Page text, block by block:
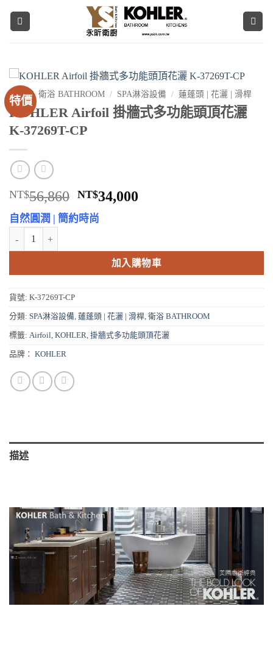
特價
首頁 / 衛浴 BATHROOM / SPA淋浴設備 / 蓮蓬頭 | 花灑 | 滑桿
KOHLER Airfoil 掛牆式多功能頭頂花灑
K-37269T-CP
NT$56,860 原
始
價
NT$56,860。
NT$34,000
NT$34,000。
自然圓潤 | 簡約時尚
KOHLER Airfoil 掛牆式多功能頭頂花灑 K-37269T-CP 數量
加入購物車
貨號: K-37269T-CP
分類: SPA淋浴設備, 蓮蓬頭 | 花灑 | 滑桿, 衛浴 BATHROOM
標籤: Airfoil, KOHLER, 掛牆式多功能頭頂花灑
品牌： KOHLER
描述